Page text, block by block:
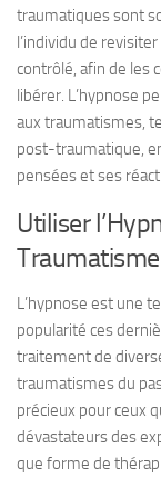
traumatiques sont
l’individu de
contrôlé, afin de les
libérer. L’hypnose
aux traumatismes,
post-traumatique,
pensées et ses
Utiliser
L’hypnose est une
popularité ces
traitement de
traumatismes du
précieux pour ceux
dévastateurs des
que forme de